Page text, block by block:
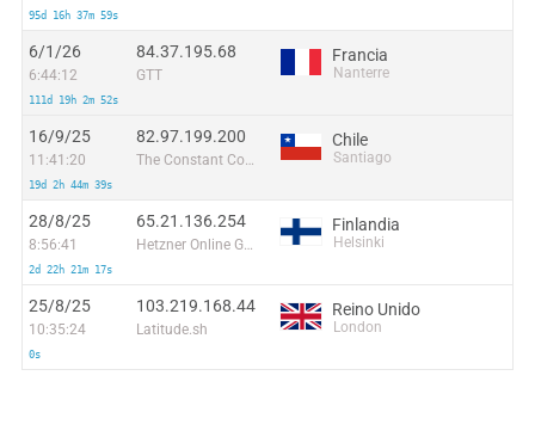
95d 16h 37m 59s
6/1/26
6:44:12
111d 19h 2m 52s
84.37.195.68
GTT
Francia
Nanterre
16/9/25
11:41:20
19d 2h 44m 39s
82.97.199.200
The Constant Company, LLC
Chile
Santiago
28/8/25
8:56:41
2d 22h 21m 17s
65.21.136.254
Hetzner Online GmbH
Finlandia
Helsinki
25/8/25
10:35:24
0s
103.219.168.44
Latitude.sh
Reino Unido
London